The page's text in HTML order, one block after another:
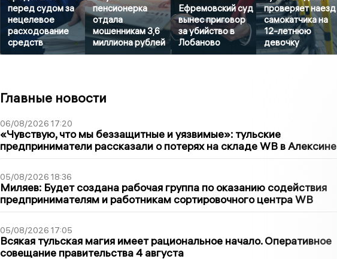
перед судом за
нецелевое
расходование
средств
пенсионерка
отдала
мошенникам 3,6
миллиона рублей
Ефремовский суд
вынес приговор
за убийство в
Лобаново
проверяет наезд
самокатчика на
12-летнюю
девочку
Главные новости
06/08/2026 17:20
«Чувствую, что мы беззащитные и уязвимые»: тульские
предприниматели рассказали о потерях на складе WB в Алексине
05/08/2026 18:36
Миляев: Будет создана рабочая группа по оказанию содействия
предпринимателям и работникам сортировочного центра WB
05/08/2026 17:05
Всякая тульская магия имеет рациональное начало. Оперативное
совещание правительства 4 августа